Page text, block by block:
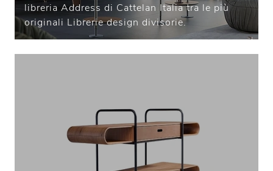
libreria Address di Cattelan Italia tra le più
originali Librerie design divisorie.